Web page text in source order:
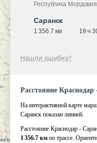
Республика Мордовия
Саранск
1 356.7 км 19 ч
Нашли ошибку?
Расстояние
На интерактивной карте
Саранск показан линией.
Расстояние Краснодар -
1 356.7 км по трассе.